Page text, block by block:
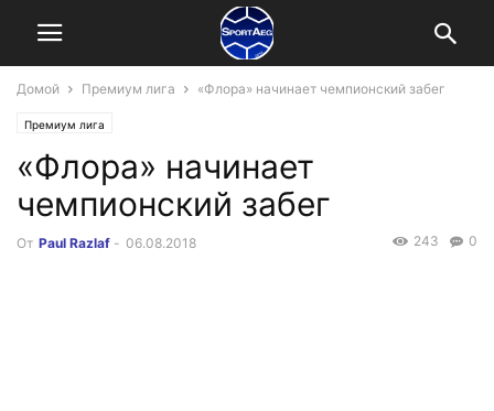
Домой Премиум лига «Флора» начинает чемпионский забег
Премиум лига
«Флора» начинает
чемпионский забег
От Paul Razlaf - 06.08.2018 0
243